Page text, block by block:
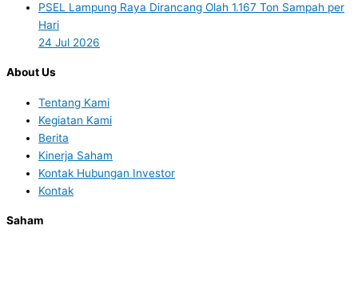
PSEL Lampung Raya Dirancang Olah 1.167 Ton Sampah per
Hari
24 Jul 2026
About Us
Tentang Kami
Kegiatan Kami
Berita
Kinerja Saham
Kontak Hubungan Investor
Kontak
Saham